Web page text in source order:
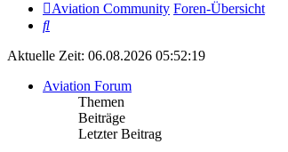
Aviation Community Foren-Übersicht
Suche
Aktuelle Zeit: 06.08.2026 05:52:19
Aviation Forum
Themen
Beiträge
Letzter Beitrag